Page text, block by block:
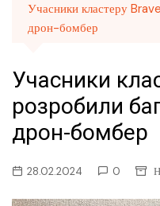
Учасники кластеру
дрон-бомбер
Учасники
розробили
дрон-бомбер
28.02.2024 0